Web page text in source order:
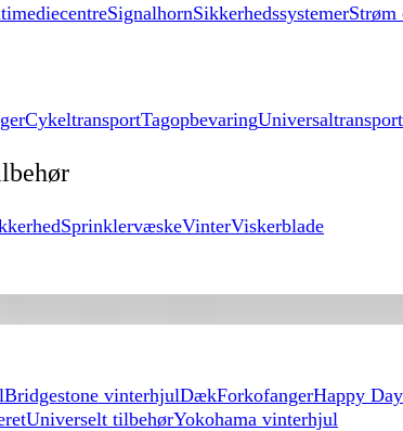
SignalhornSikkerhedssystemerStrøm
CykeltransportTagopbevaringUniversaltransport
SprinklervæskeVinterViskerblade
Bridgestone vinterhjulDækForkofangerHappy
Universelt tilbehørYokohama vinterhjul